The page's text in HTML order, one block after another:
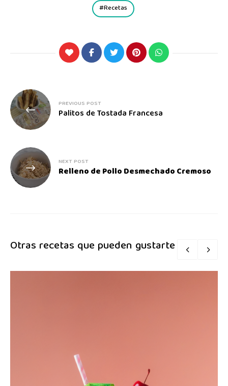
Recetas
PREVIOUS POST
Palitos de Tostada Francesa
NEXT POST
Relleno de Pollo Desmechado Cremoso
Otras recetas que pueden gustarte